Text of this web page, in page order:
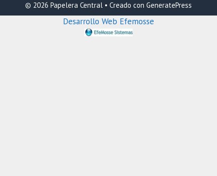
© 2026 Papelera Central • Creado con GeneratePress
Desarrollo Web Efemosse